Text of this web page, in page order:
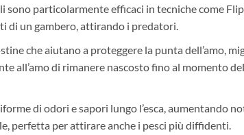
particolarmente efficaci in tecniche come
di un gambero, attirando i predatori.
che aiutano a proteggere la punta dell’amo,
all’amo di rimanere nascosto fino al momento
di odori e sapori lungo l’esca, aumentando
perfetta per attirare anche i pesci più diffidenti.